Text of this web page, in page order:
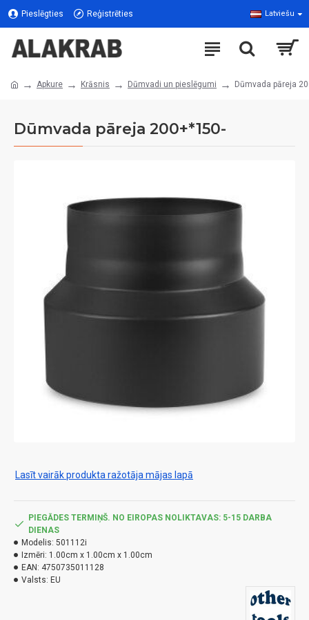
Pieslēgties Reģistrēties Latviešu
Apkure Krāsnis Dūmvadi un pieslēgumi Dūmvada pāreja
Dūmvada pāreja 200+*150-
Lasīt vairāk produkta ražotāja mājas lapā
PIEGĀDES TERMIŅŠ. NO EIROPAS NOLIKTAVAS: 5-15 DARBA
DIENAS
Modelis: 501112i
Izmēri: 1.00cm x 1.00cm x 1.00cm
EAN: 4750735011128
Valsts: EU